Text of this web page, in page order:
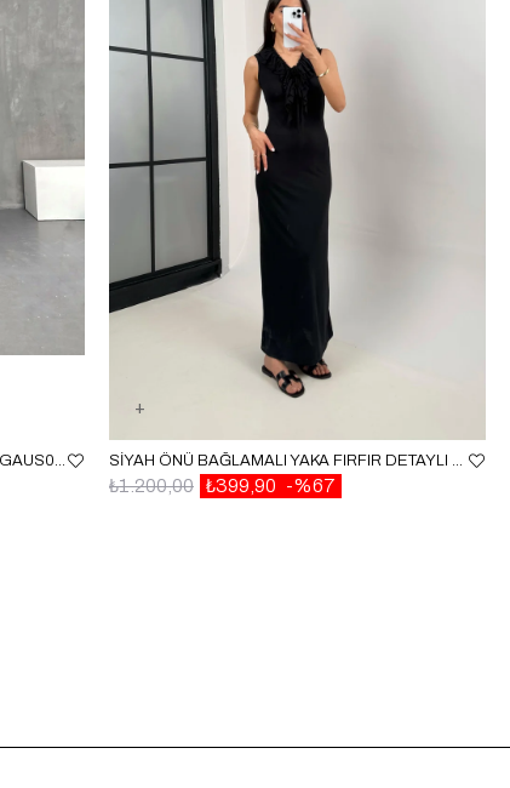
KAHVE YAN DEKOLTELI KETEN ELBISE GAUS00255 SIYAH ÖNÜ BAĞLAMALI YAKA FIRFIR DETAYLI ELBISE GAUS00347
%67
₺399,90
₺1.200,00